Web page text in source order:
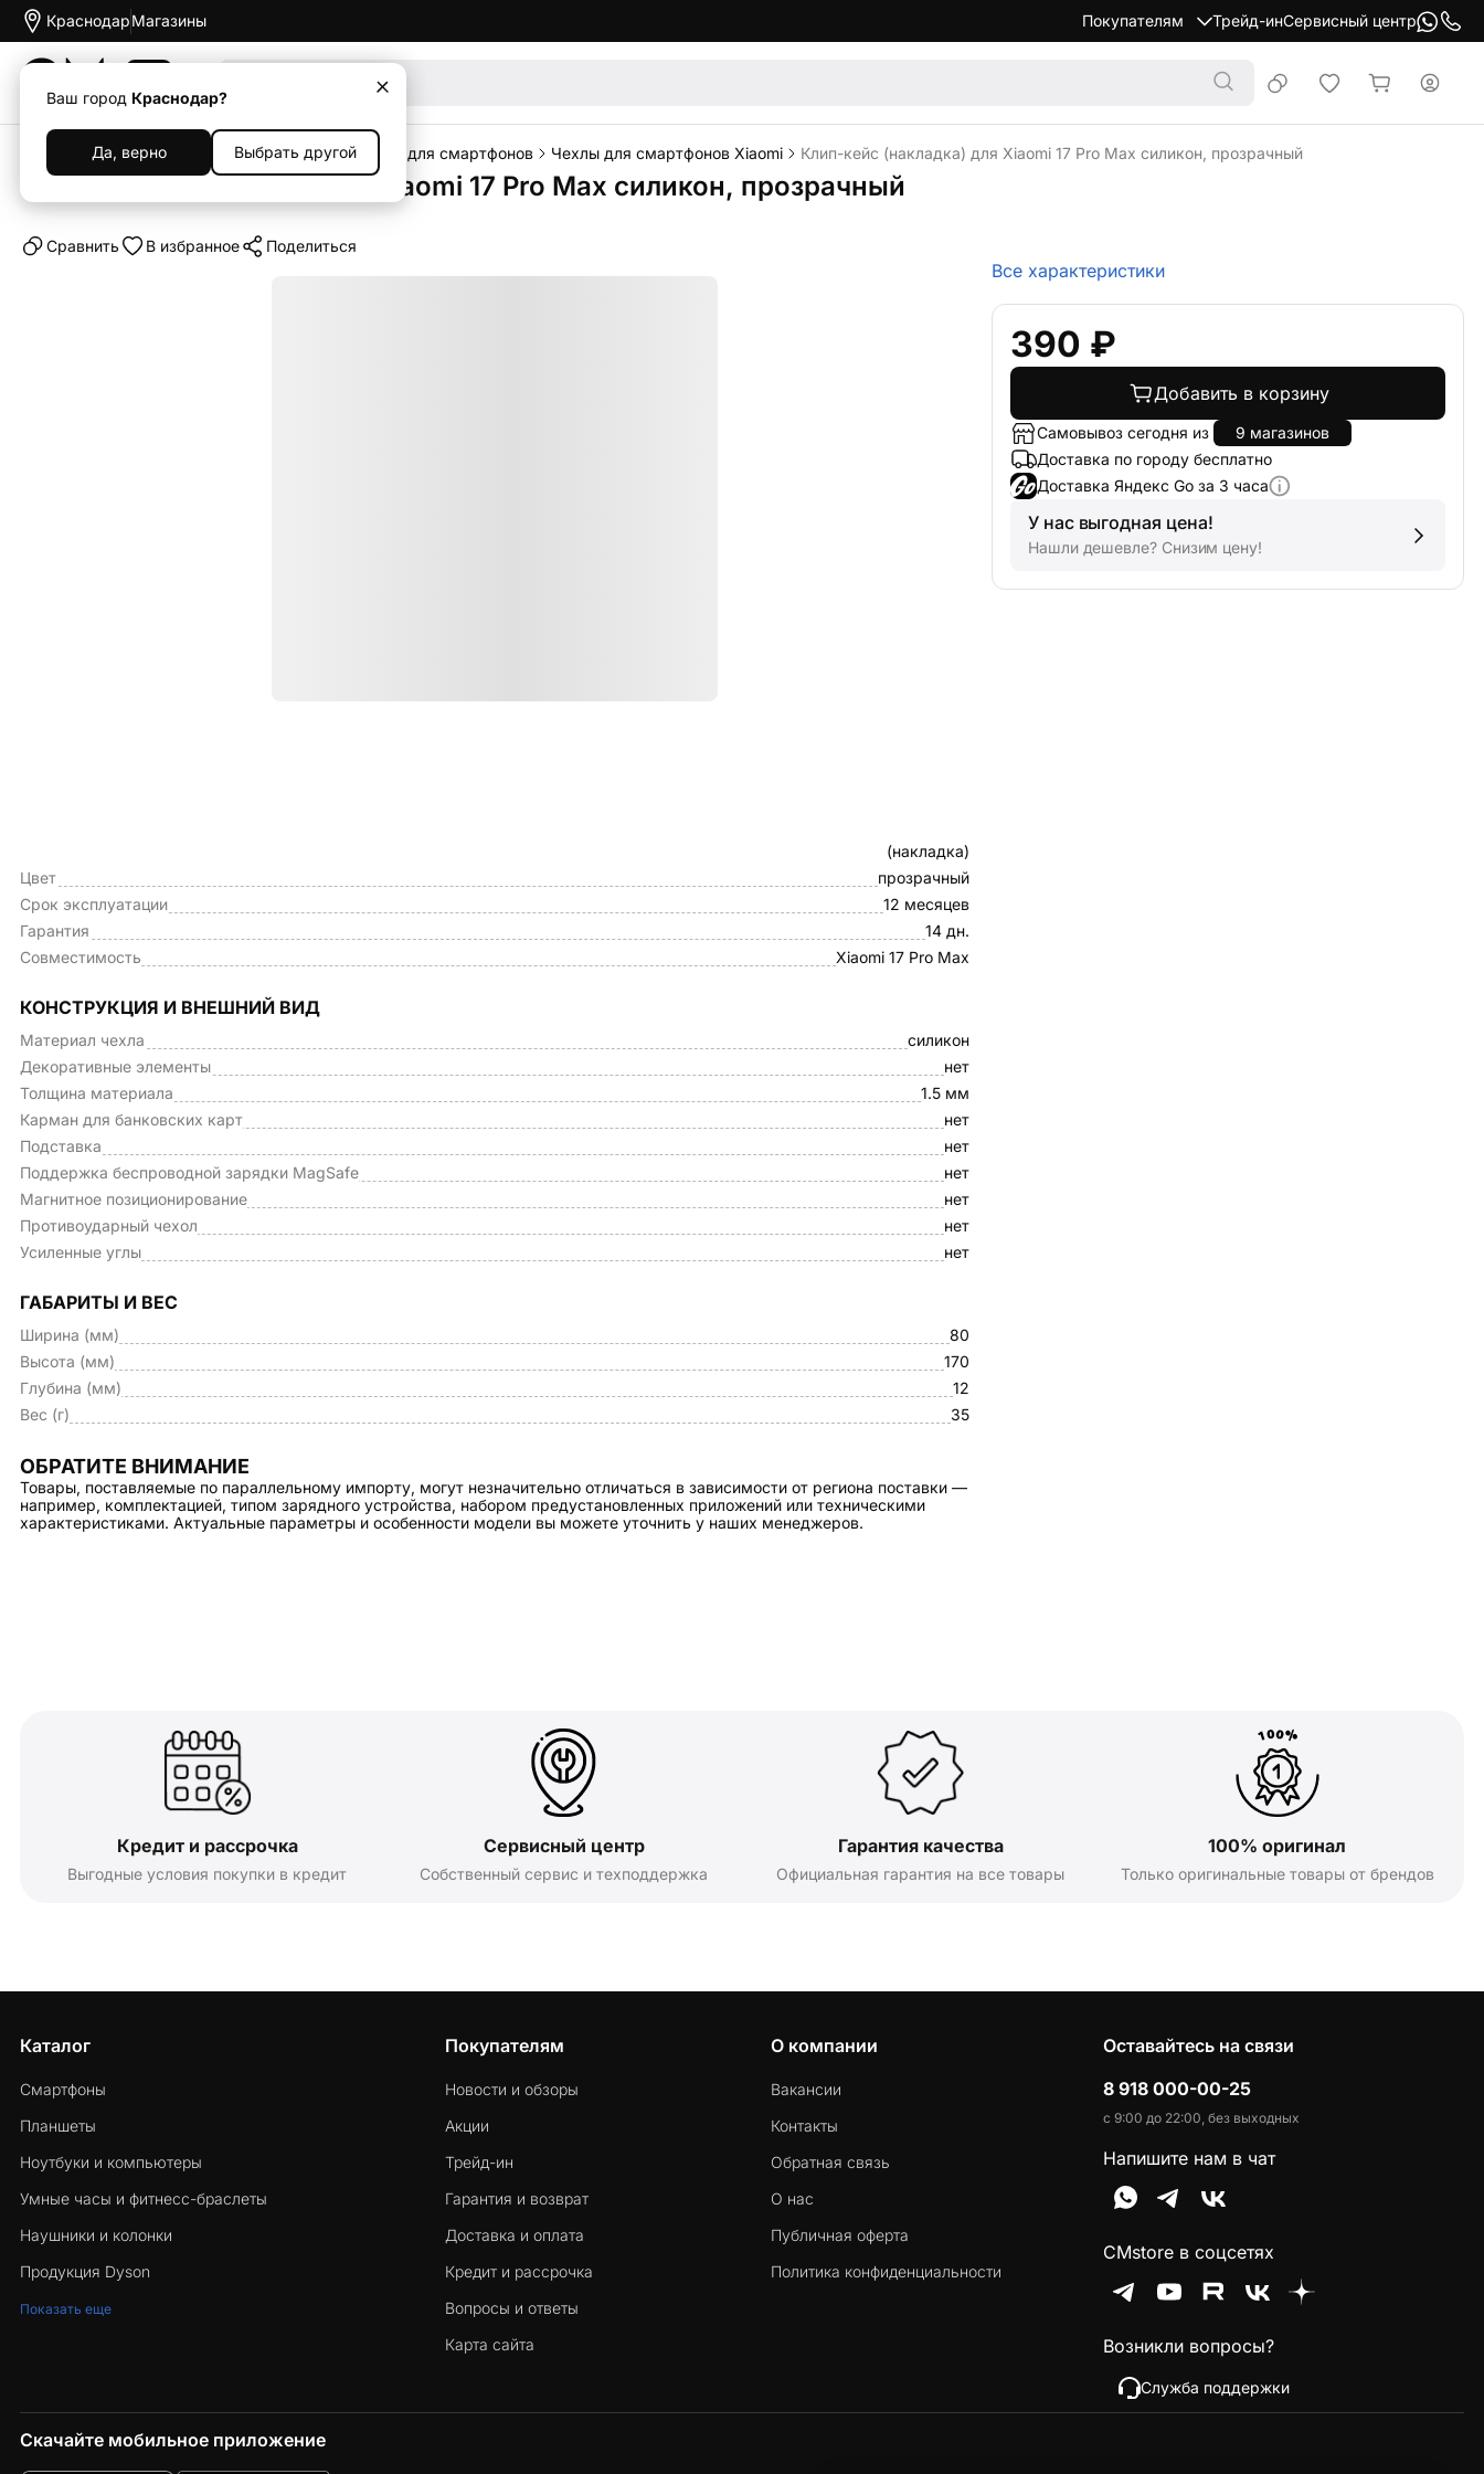
Краснодар
Ваш город Краснодар?
Да, верно Выбрать другой
Магазины Покупателям Трейд-инСервисный центр
Каталог Аксессуары Чехлы Чехлы для смартфонов Чехлы для смартфонов Xiaomi Клип-кейс (накладка) для Xiaomi 17 Pro Max силикон, прозрачный
Клип-кейс (накладка) для Xiaomi 17 Pro Max силикон, прозрачный
Cравнить В избранное Поделиться
(накладка)
Цвет
прозрачный
Срок эксплуатации
12 месяцев
Гарантия
14 дн.
Совместимость
Xiaomi 17 Pro Max
КОНСТРУКЦИЯ И ВНЕШНИЙ ВИД
Материал чехла
силикон
Декоративные элементы
нет
Толщина материала
1.5 мм
Карман для банковских карт
нет
Подставка
нет
Поддержка беспроводной зарядки MagSafe
нет
Магнитное позиционирование
нет
Противоударный чехол
нет
Усиленные углы
нет
ГАБАРИТЫ И ВЕС
Ширина (мм)
80
Высота (мм)
170
Глубина (мм)
12
Вес (г)
35
ОБРАТИТЕ ВНИМАНИЕ
Товары, поставляемые по параллельному импорту, могут незначительно отличаться в зависимости от региона поставки —
например, комплектацией, типом зарядного устройства, набором предустановленных приложений или техническими
характеристиками. Актуальные параметры и особенности модели вы можете уточнить у наших менеджеров.
Все характеристики
390 ₽
Добавить в корзину
Самовывоз сегодня из
9 магазинов
Доставка по городу бесплатно
Доставка Яндекс Go за 3 часа
У нас выгодная цена!
Нашли дешевле? Снизим цену!
Кредит и рассрочка
Выгодные условия покупки в кредит
Сервисный центр
Собственный сервис и техподдержка
Гарантия качества
Официальная гарантия на все товары
100% оригинал
Только оригинальные товары от брендов
Каталог
Смартфоны
Планшеты
Ноутбуки и компьютеры
Умные часы и фитнесс-браслеты
Наушники и колонки
Продукция Dyson
Показать еще
Покупателям
Новости и обзоры
Акции
Трейд-ин
Гарантия и возврат
Доставка и оплата
Кредит и рассрочка
Вопросы и ответы
Карта сайта
О компании
Вакансии
Контакты
Обратная связь
О нас
Публичная оферта
Политика конфиденциальности
Оставайтесь на связи
8 918 000-00-25
с 9:00 до 22:00, без выходных
Напишите нам в чат
CMstore в соцсетях
Возникли вопросы?
Служба поддержки
Скачайте мобильное приложение